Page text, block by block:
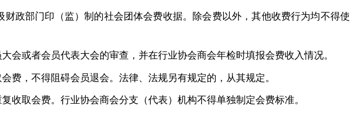
政部门印（监）制的社会团体会费收据。除会费以外，其他收费行为均不得使
会或者会员代表大会的审查，并在行业协会商会年检时填报会费收入情况。
费，不得阻碍会员退会。法律、法规另有规定的，从其规定。
收取会费。行业协会商会分支（代表）机构不得单独制定会费标准。